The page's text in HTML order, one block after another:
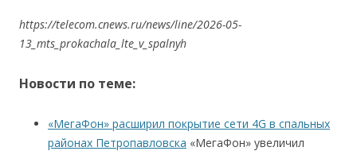
https://telecom.cnews.ru/news/line/2026-05-
13_mts_prokachala_lte_v_spalnyh
Новости по теме:
«МегаФон» расширил покрытие сети 4G в спальных
районах Петропавловска «МегаФон» увеличил